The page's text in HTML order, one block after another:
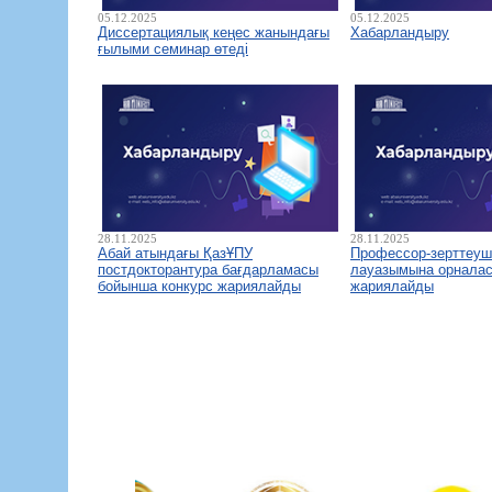
05.12.2025
Диссертациялық кеңес жанындағы
ғылыми семинар өтеді
05.12.2025
Хабарландыру
28.11.2025
Абай атындағы ҚазҰПУ
постдокторантура бағдарламасы
бойынша конкурс жариялайды
28.11.2025
Профессор-
лауазымына
жариялайды